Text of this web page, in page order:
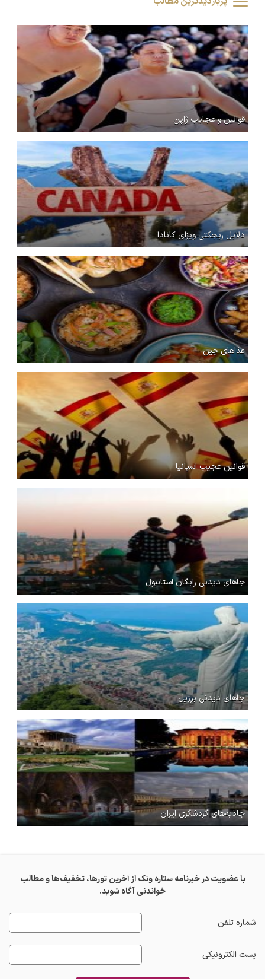
قوانین و عجایب ژاپن
دلایل ریجکتی ویزای کانادا
غذاهای چین
قوانین عجیب اسپانیا
جاهای دیدنی رایگان استانبول
جاهای دیدنی برزیل
جاذبه‌های گردشگری ایران
با عضویت در خبرنامه ستاره ونک از آخرین تورها، تخفیف‌ها و مطالب
خواندنی آگاه شوید.
شماره تلفن
پست الکترونیکی